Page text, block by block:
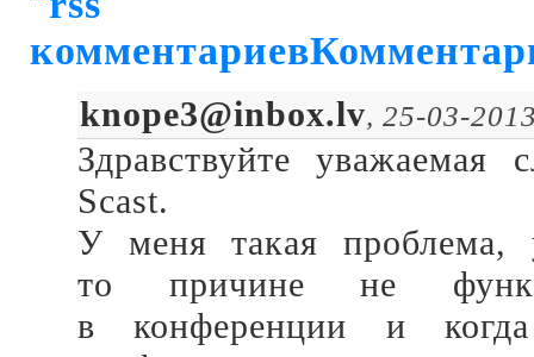
knope3@inbox.lv, 25-03-
Здравствуйте уважаемая
Scast.
У меня такая
то причине не
в конференции и